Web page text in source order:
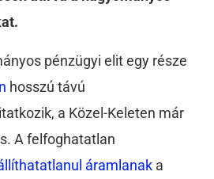
pénzügyi elit egy része
hosszú távú
a Közel-Keleten már
A felfoghatatlan
áramlanak a